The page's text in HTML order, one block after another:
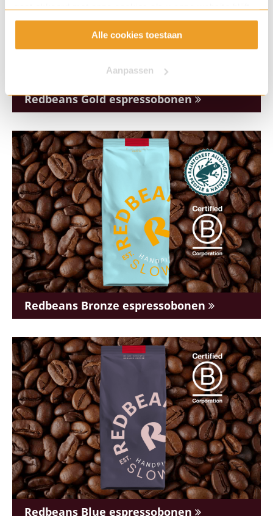
gaat akkoord met onze cookies als u onze website blijft
gebruiken.
Alle cookies toestaan
Aanpassen
Redbeans Gold espressobonen
Redbeans Bronze espressobonen
Redbeans Blue espressobonen